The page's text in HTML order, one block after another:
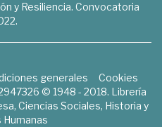
y Resiliencia. Convocatoria
generales
Cookies
© 1948 - 2018. Librería
Ciencias Sociales, Historia y
Humanas